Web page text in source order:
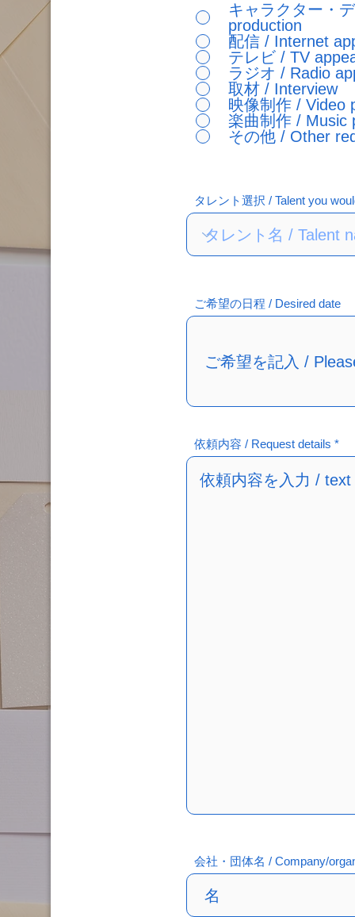
キャラクター・デザイン
production
配信 / Internet
テレビ / TV
ラジオ / Radio
取材 / Interview
映像制作 / Video
楽曲制作 / Music
その他 / Other
タレント選択 / Talent you
ご希望の日程 / Desired date
依頼内容 / Request details
会社・団体名 / Company/